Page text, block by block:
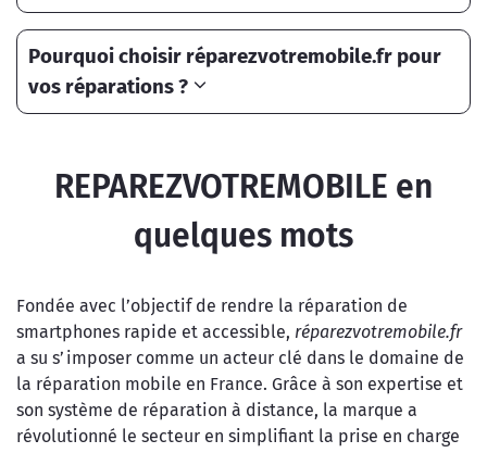
Pourquoi choisir réparezvotremobile.fr pour
vos réparations ?
REPAREZVOTREMOBILE en
quelques mots
Fondée avec l’objectif de rendre la réparation de
smartphones rapide et accessible, réparezvotremobile.fr
a su s’imposer comme un acteur clé dans le domaine de
la réparation mobile en France. Grâce à son expertise et
son système de réparation à distance, la marque a
révolutionné le secteur en simplifiant la prise en charge